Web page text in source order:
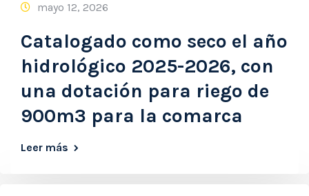
mayo 12, 2026
Catalogado como seco el año
hidrológico 2025-2026, con
una dotación para riego de
900m3 para la comarca
Leer más